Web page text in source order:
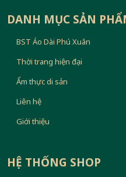
DANH MỤC SẢN
BST Áo Dài Phú Xuân
Thời trang hiện đại
Ẩm thực di sản
Liên hệ
Giới thiệu
HỆ THỐNG SHOP